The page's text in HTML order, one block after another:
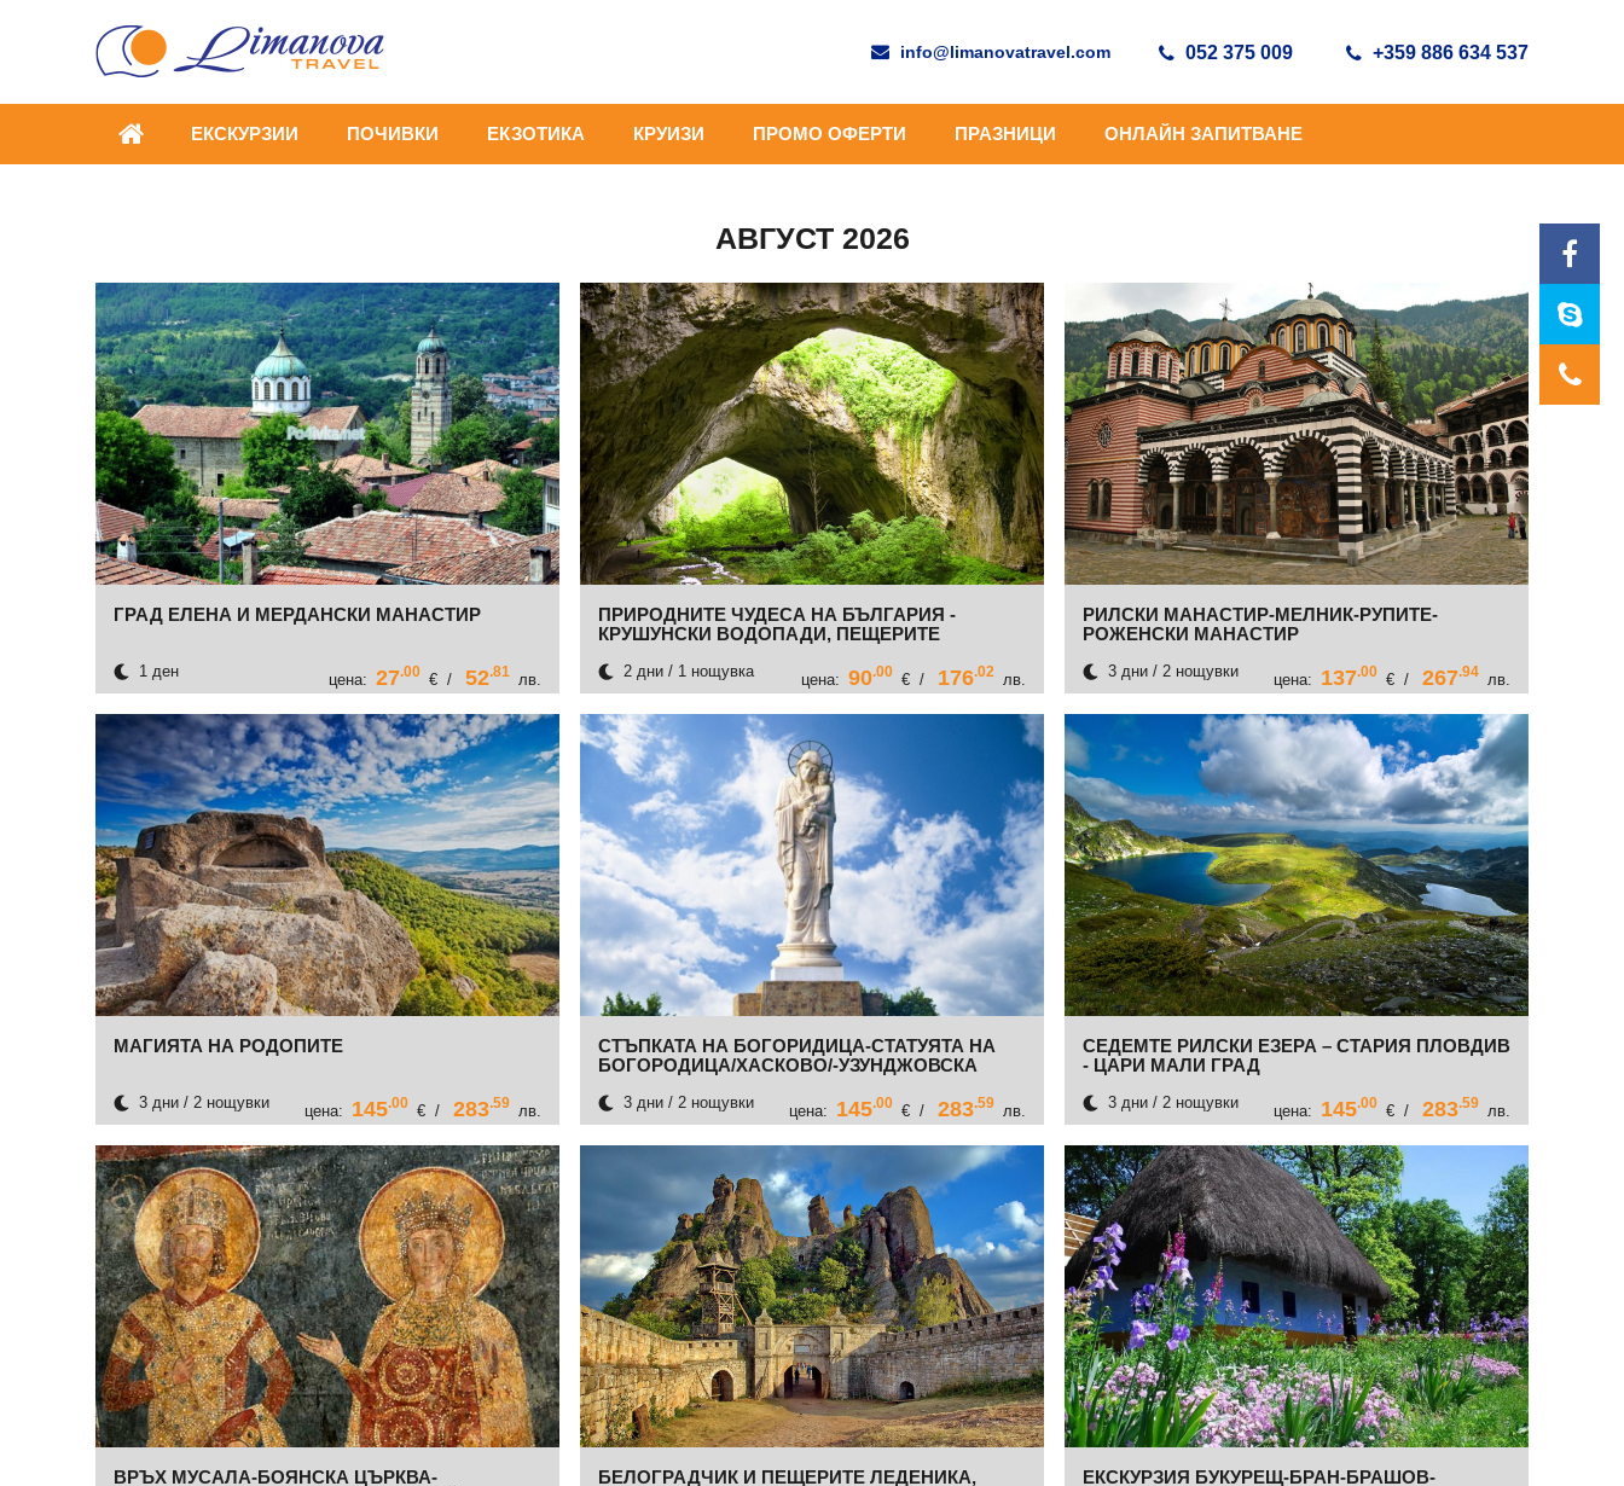
052 375 009 +359 886 634 537
info@limanovatravel.com
ЕКСКУРЗИИ ПОЧИВКИ ЕКЗОТИКА КРУИЗИ ПРОМО ОФЕРТИ ПРАЗНИЦИ ОНЛАЙН ЗАПИТВАНЕ
АВГУСТ 2026
ГРАД ЕЛЕНА И МЕРДАНСКИ МАНАСТИР
1 ден цена: 27 .00 € / 52 .81 лв.
ПРИРОДНИТЕ ЧУДЕСА НА БЪЛГАРИЯ -
КРУШУНСКИ ВОДОПАДИ, ПЕЩЕРИТЕ
ТРОЯНСКИ МАНАСТИР
2 дни / 1 нощувка цена: 90 .00 € / 176 .02 лв.
РИЛСКИ МАНАСТИР-МЕЛНИК-РУПИТЕ-
РОЖЕНСКИ МАНАСТИР
3 дни / 2 нощувки цена: 137 .00 € / 267 .94 лв.
МАГИЯТА НА РОДОПИТЕ
3 дни / 2 нощувки цена: 145 .00 € / 283 .59 лв.
СТЪПКАТА НА БОГОРИДИЦА-СТАТУЯТА НА
БОГОРОДИЦА/ХАСКОВО/-УЗУНДЖОВСКА
МОСТ-ПЕЩЕРА УТРОБАТА-КРЕПОСТТА И
ГРОБНИЦАТА МЕЗЕК
3 дни / 2 нощувки цена: 145 .00 € / 283 .59 лв.
СЕДЕМТЕ РИЛСКИ ЕЗЕРА – СТАРИЯ ПЛОВДИВ
- ЦАРИ МАЛИ ГРАД
3 дни / 2 нощувки цена: 145 .00 € / 283 .59 лв.
ВРЪХ МУСАЛА-БОЯНСКА ЦЪРКВА-
БЕЛОГРАДЧИК И ПЕЩЕРИТЕ ЛЕДЕНИКА,
ЕКСКУРЗИЯ БУКУРЕЩ-БРАН-БРАШОВ-